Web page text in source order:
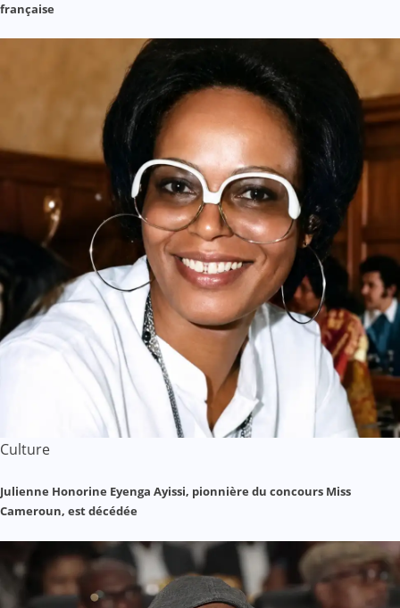
française
Culture
Julienne Honorine Eyenga Ayissi, pionnière du concours Miss
Cameroun, est décédée